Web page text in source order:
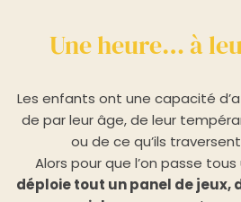
Une heure… à
Les enfants ont une capacité
de par leur âge, de leur
ou de ce qu’ils
Alors pour que l’on passe
déploie tout un panel de jeux,